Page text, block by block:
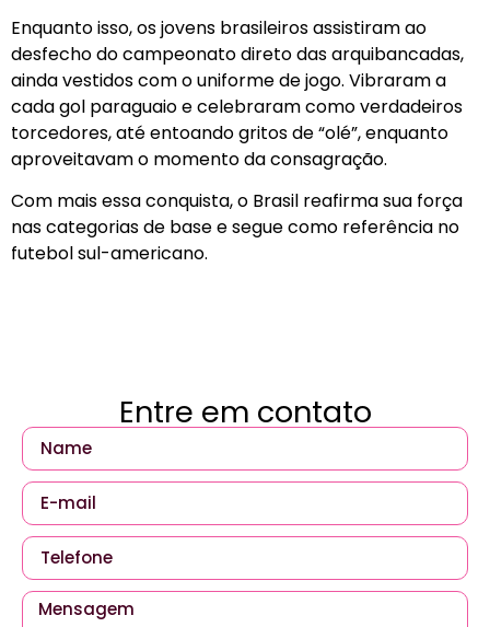
Enquanto isso, os jovens brasileiros assistiram ao
desfecho do campeonato direto das arquibancadas,
ainda vestidos com o uniforme de jogo. Vibraram a
cada gol paraguaio e celebraram como verdadeiros
torcedores, até entoando gritos de “olé”, enquanto
aproveitavam o momento da consagração.
Com mais essa conquista, o Brasil reafirma sua força
nas categorias de base e segue como referência no
futebol sul-americano.
Entre em contato